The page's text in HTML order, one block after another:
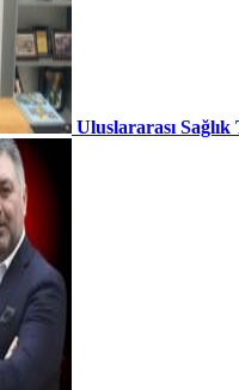
Uluslararası